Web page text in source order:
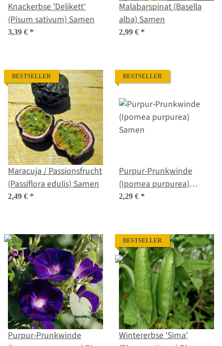
Knackerbse 'Delikett'
(Pisum sativum) Samen
3,39 € *
Malabarspinat (Basella
alba) Samen
2,99 € *
BESTSELLER
Maracuja / Passionsfrucht
(Passiflora edulis) Samen
2,49 € *
BESTSELLER
Purpur-Prunkwinde
(Ipomea purpurea)
Samen
2,29 € *
Purpur-Prunkwinde
BESTSELLER
Wintererbse 'Sima'